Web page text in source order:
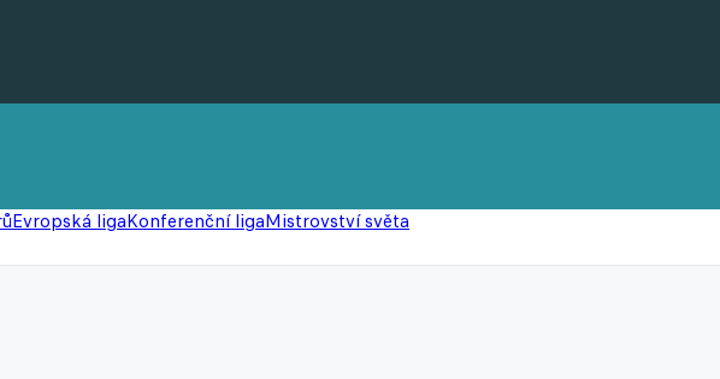
Evropská ligaKonferenční ligaMistrovství světa